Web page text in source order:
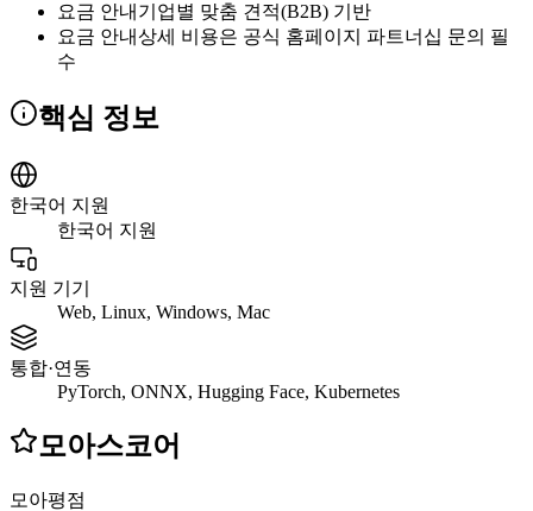
요금 안내 기업별 맞춤 견적(B2B) 기반
요금 안내상세 비용은 공식 홈페이지 파트너십 문의 필
수
핵심 정보
한국어 지원
한국어 지원
지원 기기
Web, Linux, Windows, Mac
통합·연동
PyTorch, ONNX, Hugging Face, Kubernetes
모아스코어
모아평점